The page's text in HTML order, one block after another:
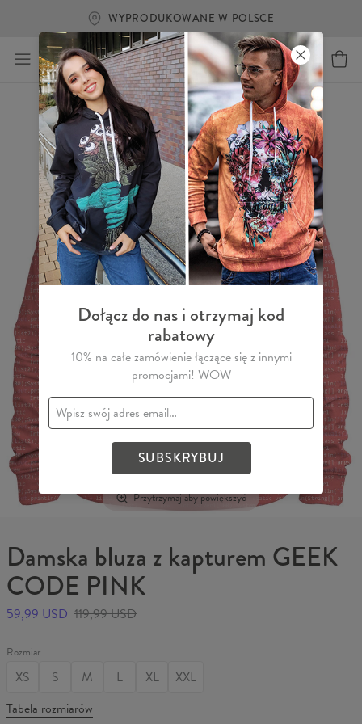
WYPRODUKOWANE W POLSCE
Przytrzymaj aby powiększyć
Damska bluza z kapturem GEEK
CODE PINK
59,99 USD 119,99 USD
Rozmiar
XS S M L XL
XXL
Tabela rozmiarów
Dołącz do nas i otrzymaj kod
rabatowy
10% na całe zamówienie łączące się z innymi
promocjami! WOW
SUBSKRYBUJ